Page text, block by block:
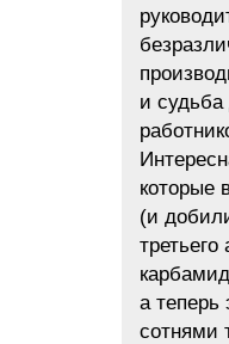
и судьба
которые
(и
третьего
а теперь
сотнями